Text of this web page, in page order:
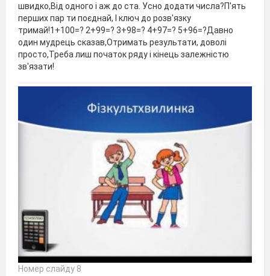
швидко,Від одного і аж до ста. Усно додати числа?П'ять
перших пар ти поєднай, І ключ до розв'язку
тримай!1+100=? 2+99=? 3+98=? 4+97=? 5+96=?Давно
один мудрець сказав,Отримать результати, доволі
просто,Треба лиш початок ряду і кінець залежністю
зв'язати!
Номер слайду 8